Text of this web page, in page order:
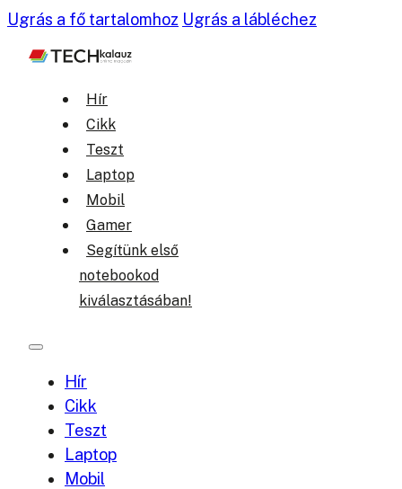
Ugrás a fő tartalomhoz Ugrás a lábléchez
Hír
Cikk
Teszt
Laptop
Mobil
Gamer
Segítünk első
notebookod
kiválasztásában!
Hír
Cikk
Teszt
Laptop
Mobil